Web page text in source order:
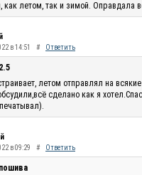
как летом, так и зимой. Оправдала
в 14:51 # Ответить
летом отправлял на
сделано как я
в 09:29 # Ответить